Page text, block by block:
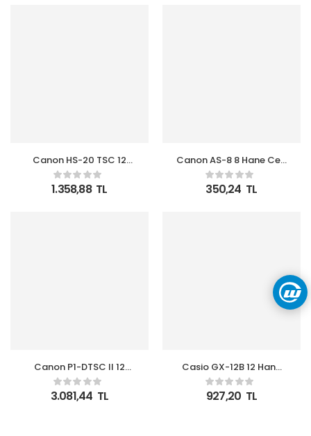
Canon HS-20 TSC 12
Hane Metal Kasa Masa
Üstü Hesap Makinesi
1.358,88 TL
Canon AS-8 8 Hane Cep
Tipi Kapaklı Hesap
Makinesi
350,24 TL
Canon P1-DTSC II 12
Hane Şeritli Hesap
Makinesi
3.081,44 TL
Casio GX-12B 12 Hane
Masa Üstü Hesap
Makinesi
927,20 TL